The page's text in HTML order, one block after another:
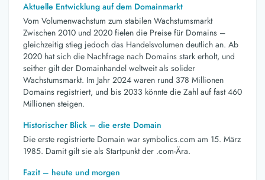
Aktuelle Entwicklung auf dem Domainmarkt
Vom Volumenwachstum zum stabilen Wachstumsmarkt
Zwischen 2010 und 2020 fielen die Preise für Domains –
gleichzeitig stieg jedoch das Handelsvolumen deutlich an. Ab
2020 hat sich die Nachfrage nach Domains stark erholt, und
seither gilt der Domainhandel weltweit als solider
Wachstumsmarkt. Im Jahr 2024 waren rund 378 Millionen
Domains registriert, und bis 2033 könnte die Zahl auf fast 460
Millionen steigen.
Historischer Blick – die erste Domain
Die erste registrierte Domain war symbolics.com am 15. März
1985. Damit gilt sie als Startpunkt der .com-Ära.
Fazit – heute und morgen